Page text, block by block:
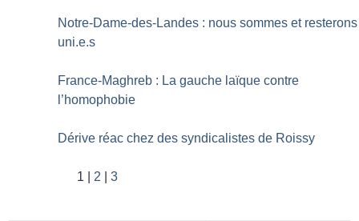
Notre-Dame-des-Landes : nous sommes et resterons
uni.e.s
France-Maghreb : La gauche laïque contre
l’homophobie
Dérive réac chez des syndicalistes de Roissy
1 2 3